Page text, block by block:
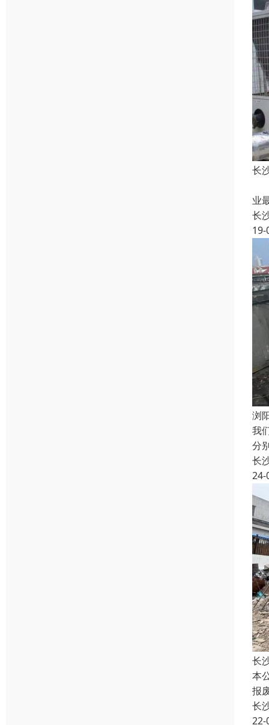
长
业
长
19-
浏
我
分
长
24-
长
本
报
长
22-